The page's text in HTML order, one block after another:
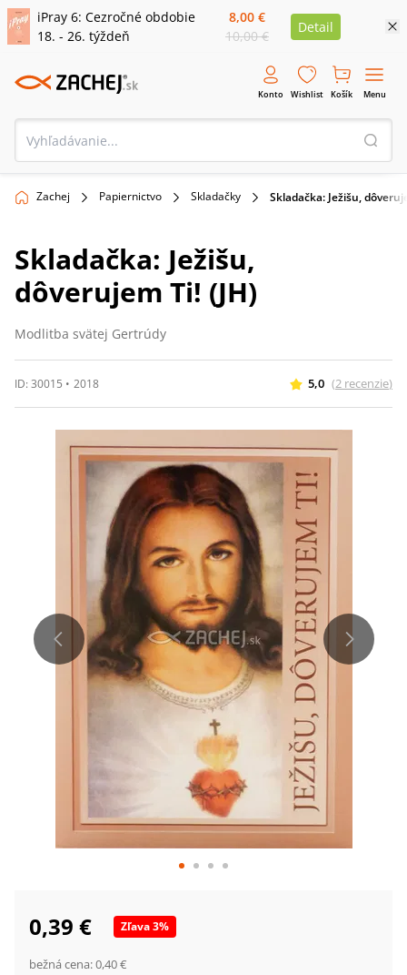
iPray 6: Cezročné obdobie
18. - 26. týždeň
8,00 €
10,00 €
Detail
Konto Wishlist Košík Menu
Zachej Papiernictvo Skladačky Skladačka: Ježišu,
Skladačka: Ježišu,
dôverujem Ti! (JH)
Modlitba svätej Gertrúdy
ID: 30015 • 2018 5,0 (2 recenzie)
0,39 € Zľava3%
bežná cena:0,40 €